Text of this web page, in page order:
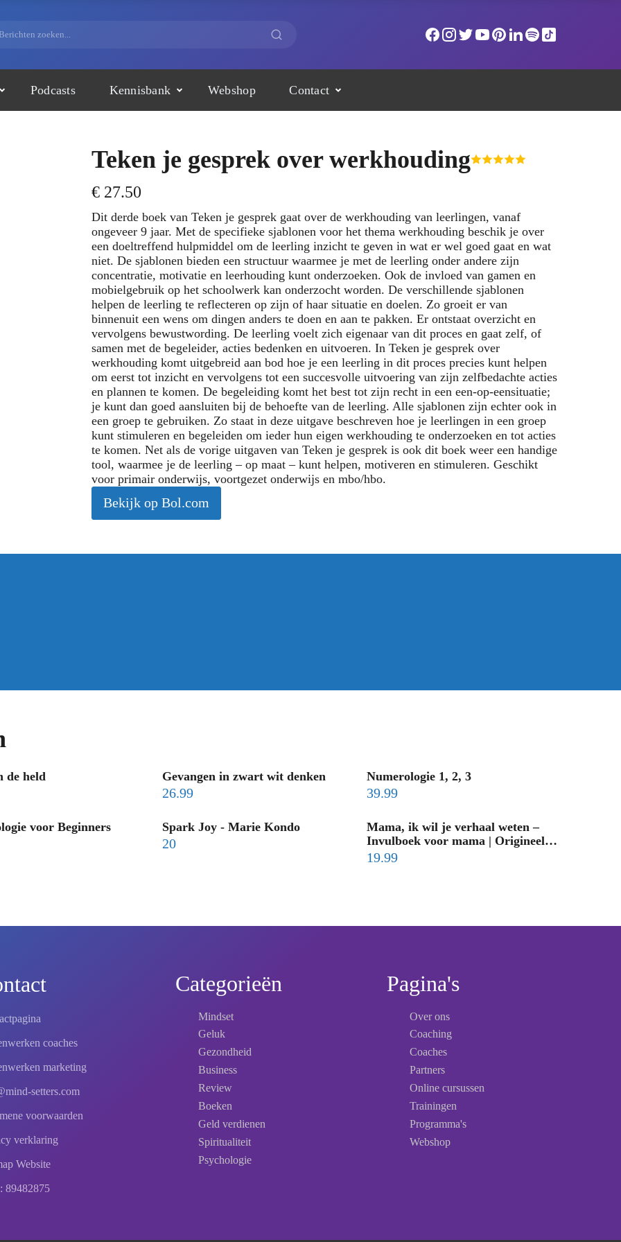
Podcasts Kennisbank Webshop Contact
Teken je gesprek over werkhouding
€ 27.50
Dit derde boek van Teken je gesprek gaat over de werkhouding van leerlingen, vanaf
ongeveer 9 jaar. Met de specifieke sjablonen voor het thema werkhouding beschik je over
een doeltreffend hulpmiddel om de leerling inzicht te geven in wat er wel goed gaat en wat
niet. De sjablonen bieden een structuur waarmee je met de leerling onder andere zijn
concentratie, motivatie en leerhouding kunt onderzoeken. Ook de invloed van gamen en
mobielgebruik op het schoolwerk kan onderzocht worden. De verschillende sjablonen
helpen de leerling te reflecteren op zijn of haar situatie en doelen. Zo groeit er van
binnenuit een wens om dingen anders te doen en aan te pakken. Er ontstaat overzicht en
vervolgens bewustwording. De leerling voelt zich eigenaar van dit proces en gaat zelf, of
samen met de begeleider, acties bedenken en uitvoeren. In Teken je gesprek over
werkhouding komt uitgebreid aan bod hoe je een leerling in dit proces precies kunt helpen
om eerst tot inzicht en vervolgens tot een succesvolle uitvoering van zijn zelfbedachte acties
en plannen te komen. De begeleiding komt het best tot zijn recht in een een-op-eensituatie;
je kunt dan goed aansluiten bij de behoefte van de leerling. Alle sjablonen zijn echter ook in
een groep te gebruiken. Zo staat in deze uitgave beschreven hoe je leerlingen in een groep
kunt stimuleren en begeleiden om ieder hun eigen werkhouding te onderzoeken en tot acties
te komen. Net als de vorige uitgaven van Teken je gesprek is ook dit boek weer een handige
tool, waarmee je de leerling – op maat – kunt helpen, motiveren en stimuleren. Geschikt
voor primair onderwijs, voortgezet onderwijs en mbo/hbo.
Bekijk op Bol.com
de held Gevangen in zwart wit denken
26.99
Numerologie 1, 2, 3
39.99
voor Beginners Spark Joy - Marie Kondo
20
Mama, ik wil je verhaal weten –
Invulboek voor mama | Origineel
moederdag cadeau & geschenk |
19.99
coaches
marketing
setters.com
voorwaarden
verklaring
Website
89482875
Categorieën
Mindset
Geluk
Gezondheid
Business
Review
Boeken
Geld verdienen
Spiritualiteit
Psychologie
Pagina's
Over ons
Coaching
Coaches
Partners
Online cursussen
Trainingen
Programma's
Webshop